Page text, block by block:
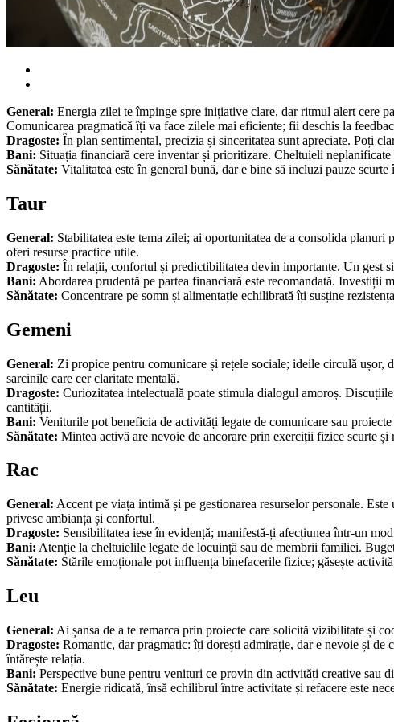
General: Energia zilei te împinge spre inițiative clare, dar ritmul alert cere
Comunicarea pragmatică îți va face zilele mai eficiente; fii deschis la
Dragoste: În plan sentimental, precizia și sinceritatea sunt apreciate. Poți
Bani: Situația financiară cere inventar și prioritizare. Cheltuieli
Sănătate: Vitalitatea este în general bună, dar e bine să incluzi pauze
Taur
General: Stabilitatea este tema zilei; ai oportunitatea de a consolida
oferi resurse practice utile.
Dragoste: În relații, confortul și predictibilitatea devin importante. Un gest
Bani: Abordarea prudentă pe partea financiară este recomandată. Investiții
Sănătate: Concentrare pe somn și alimentație echilibrată îți susține
Gemeni
General: Zi propice pentru comunicare și rețele sociale; ideile circulă ușor,
sarcinile care cer claritate mentală.
Dragoste: Curiozitatea intelectuală poate stimula dialogul amoroș.
cantității.
Bani: Veniturile pot beneficia de activități legate de comunicare sau
Sănătate: Mintea activă are nevoie de ancorare prin exerciții fizice scurte
Rac
General: Accent pe viața intimă și pe gestionarea resurselor personale.
privesc ambianța și confortul.
Dragoste: Sensibilitatea iese în evidență; manifestă-ți afecțiunea într-un
Bani: Atenție la cheltuielile legate de locuință sau de membrii familiei.
Sănătate: Stările emoționale pot influența binefacerile fizice; găsește
Leu
General: Ai șansa de a te remarca prin proiecte care solicită vizibilitate și
Dragoste: Romantic, dar pragmatic: îți dorești admirație, dar e nevoie și de
întărește relația.
Bani: Perspective bune pentru venituri ce provin din activități creative sau
Sănătate: Energie ridicată, însă echilibrul între activitate și refacere este